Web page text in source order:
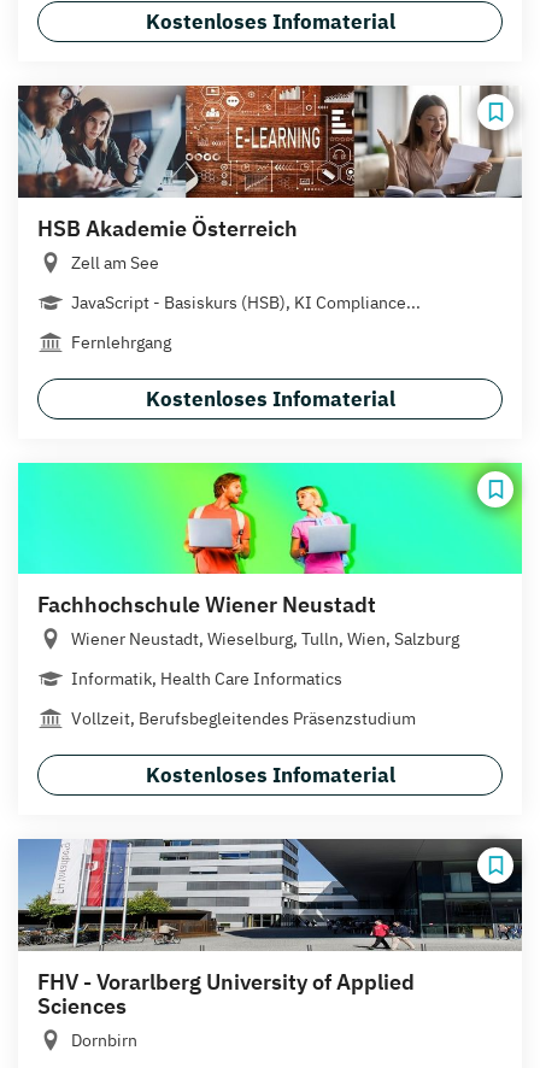
Kostenloses Infomaterial
HSB Akademie Österreich
Zell am See
JavaScript - Basiskurs (HSB), KI Compliance...
Fernlehrgang
Kostenloses Infomaterial
Fachhochschule Wiener Neustadt
Wiener Neustadt, Wieselburg, Tulln, Wien, Salzburg
Informatik, Health Care Informatics
Vollzeit, Berufsbegleitendes Präsenzstudium
Kostenloses Infomaterial
FHV - Vorarlberg University of Applied
Sciences
Dornbirn